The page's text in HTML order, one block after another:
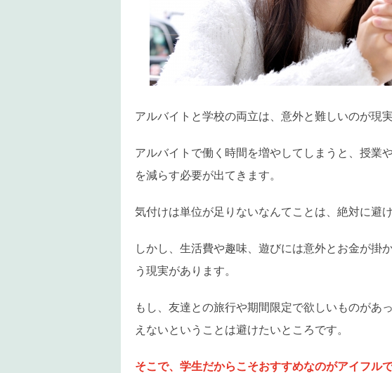
アルバイトと学校の両立は、意外と難しいのが現実
アルバイトで働く時間を増やしてしまうと、授業
を減らす必要が出てきます。
気付けは単位が足りないなんてことは、絶対に避
しかし、生活費や趣味、遊びには意外とお金が掛
う現実があります。
もし、友達との旅行や期間限定で欲しいものがあ
えないということは避けたいところです。
そこで、学生だからこそおすすめなのがアイフル